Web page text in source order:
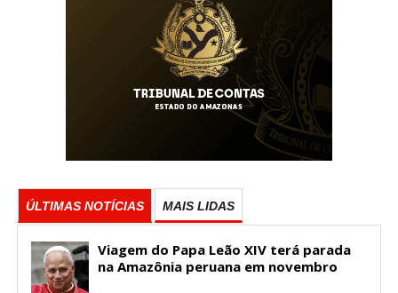
ÚLTIMAS NOTÍCIAS MAIS LIDAS
Viagem do Papa Leão XIV terá parada
na Amazônia peruana em novembro